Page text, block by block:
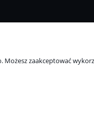
zaakceptować